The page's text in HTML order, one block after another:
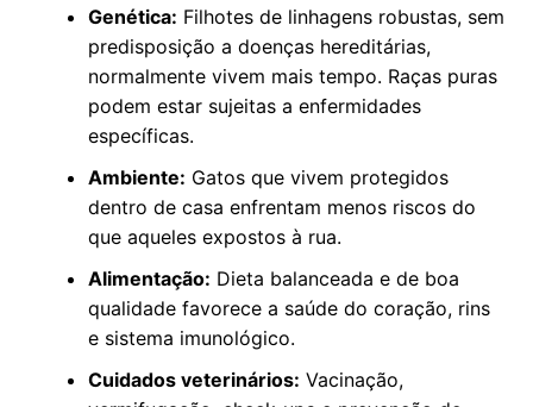
Genética: Filhotes de linhagens robustas, sem
predisposição a doenças hereditárias,
normalmente vivem mais tempo. Raças puras
podem estar sujeitas a enfermidades
específicas.
Ambiente: Gatos que vivem protegidos
dentro de casa enfrentam menos riscos do
que aqueles expostos à rua.
Alimentação: Dieta balanceada e de boa
qualidade favorece a saúde do coração, rins
e sistema imunológico.
Cuidados veterinários: Vacinação,